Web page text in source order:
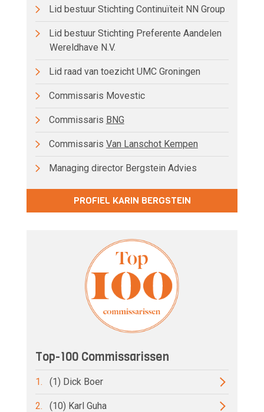
Lid bestuur Stichting Continuïteit NN Group
Lid bestuur Stichting Preferente Aandelen
Wereldhave N.V.
Lid raad van toezicht UMC Groningen
Commissaris Movestic
Commissaris BNG
Commissaris Van Lanschot Kempen
Managing director Bergstein Advies
PROFIEL KARIN BERGSTEIN
Top-100 Commissarissen
1. (1) Dick Boer
2. (10) Karl Guha